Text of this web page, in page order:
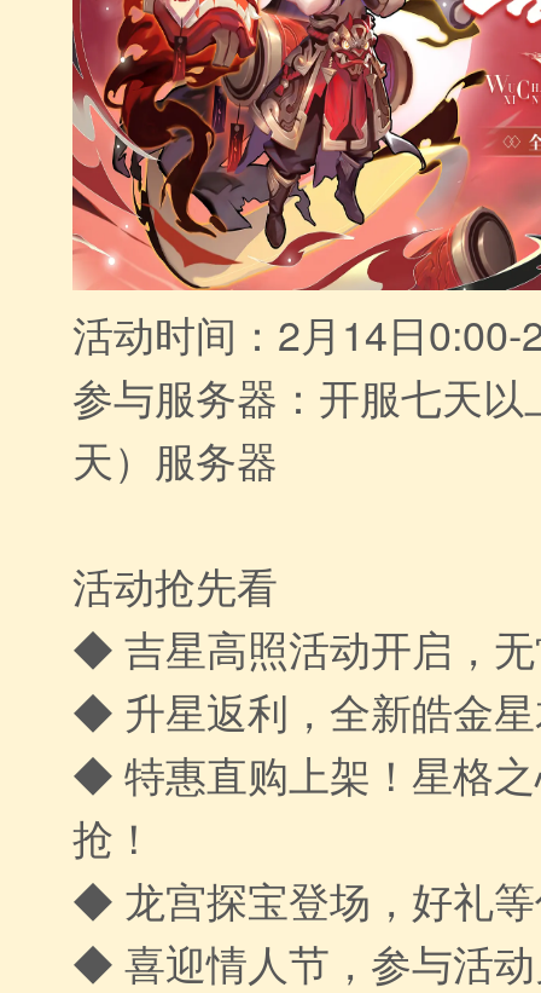
活动时间：2月14日0:00-
参与服务器：开服七天以
天）服务器
活动抢先看
◆ 吉星高照活动开启，无
◆ 升星返利，全新皓金
◆ 特惠直购上架！星格
抢！
◆ 龙宫探宝登场，好礼
◆ 喜迎情人节，参与活